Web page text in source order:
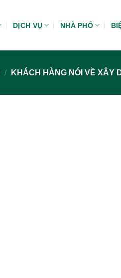
DỊCH VỤ NHÀ PHỐ
/ KHÁCH HÀNG NÓI VỀ XÂY